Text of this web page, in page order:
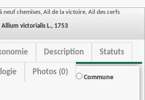
neuf chemises, Ail de la victoire, Ail des cerfs
Allium victorialis L., 1753
Description Statuts
Photos (0)
Commune